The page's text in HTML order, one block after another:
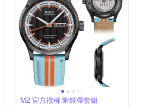
M2 官方授權 附錶帶套組